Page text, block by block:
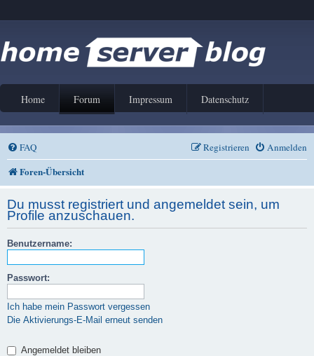
Home Forum Impressum Datenschutz
FAQ Anmelden
Registrieren
Foren-Übersicht
Du musst registriert und angemeldet sein, um
Profile anzuschauen.
Benutzername:
Passwort:
Ich habe mein Passwort vergessen
Die Aktivierungs-E-Mail erneut senden
Angemeldet bleiben